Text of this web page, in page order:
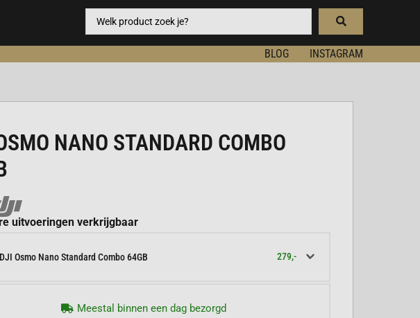
BLOG INSTAGRAM
NANO STANDARD COMBO
uitvoeringen verkrijgbaar
DJI Osmo Nano Standard Combo 64GB 279,-
Meestal binnen een dag bezorgd